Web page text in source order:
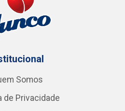
Somos
de Privacidade